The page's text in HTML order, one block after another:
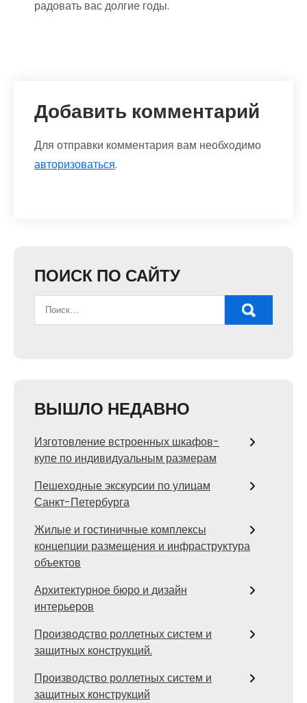
радовать вас долгие годы.
Добавить комментарий
Для отправки комментария вам необходимо
авторизоваться.
ПОИСК ПО САЙТУ
ВЫШЛО НЕДАВНО
Изготовление встроенных шкафов-
купе по индивидуальным размерам
Пешеходные экскурсии по улицам
Санкт-Петербурга
Жилые и гостиничные комплексы
концепции размещения и инфраструктура
объектов
Архитектурное бюро и дизайн
интерьеров
Производство роллетных систем и
защитных конструкций.
Производство роллетных систем и
защитных конструкций